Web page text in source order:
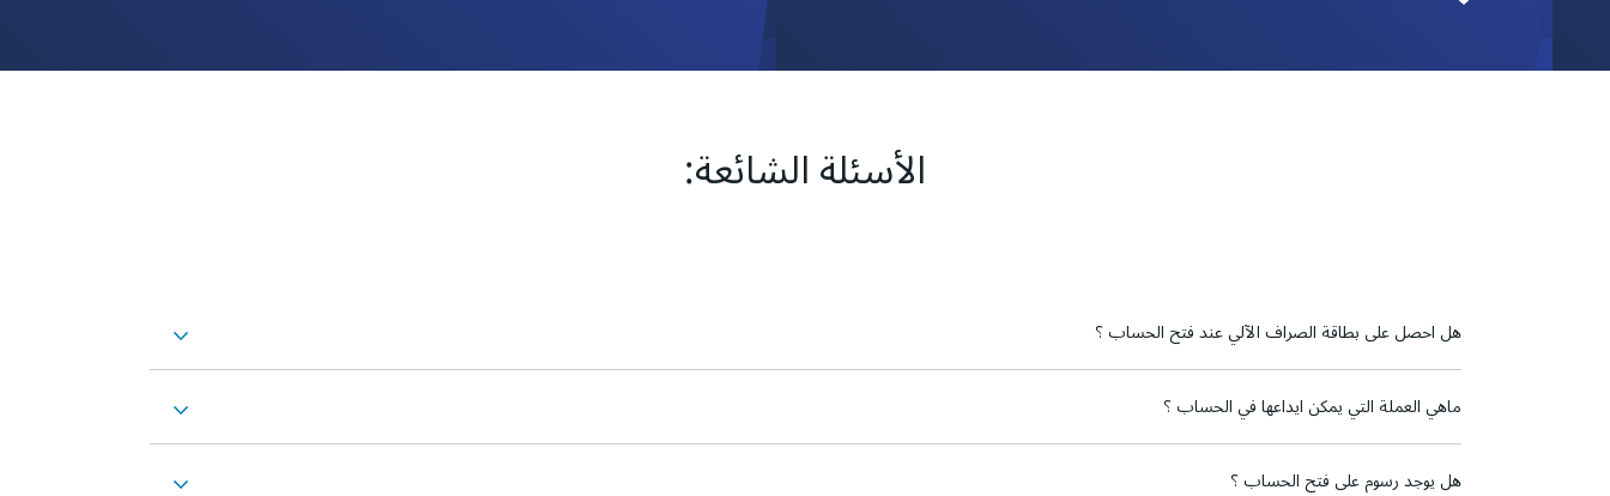
الأسئلة الشائعة:
هل احصل على بطاقة الصراف الآلي عند فتح الحساب ؟
ماهي العملة التي يمكن ايداعها في الحساب ؟
هل يوجد رسوم على فتح الحساب ؟